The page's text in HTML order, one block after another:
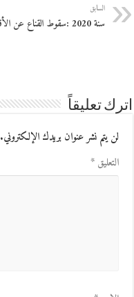
السابق
سنة 2020 :سقوط القناع عن الأقنعة
اترك تعليقاً
لن يتم نشر عنوان بريدك الإلكتروني.
التعليق*